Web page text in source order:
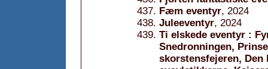
Fæm eventyr, 2024
Juleeventyr, 2024
Ti elskede eventyr :
Snedronningen,
skorstensfejeren,